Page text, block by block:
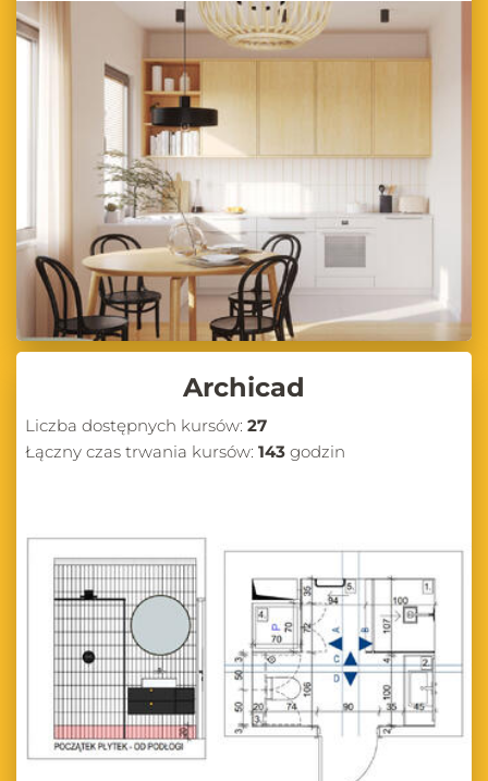
Archicad
Liczba dostępnych kursów: 27
Łączny czas trwania kursów: 143 godzin